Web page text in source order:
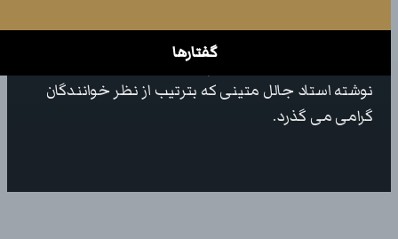
گفتارها
بخش اول: »ایران در دوران باستان«، نوشته استاد جالل
خالقی مطلق، و بخش دوم: »ایران در دوران اسلامی«
نوشته استاد جالل متینی که بترتیب از نظر خوانندگان
گرامی می گذرد.